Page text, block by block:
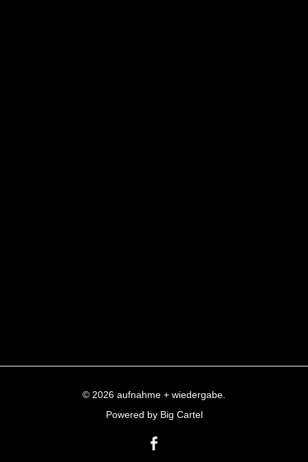
© 2026 aufnahme + wiedergabe.
Powered by Big Cartel